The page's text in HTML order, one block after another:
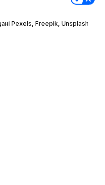
Pexels, Freepik, Unsplash